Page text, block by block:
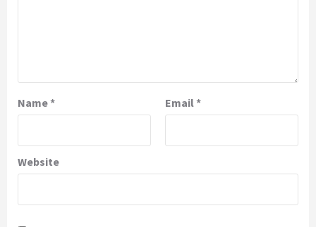
Name* Email*
Website